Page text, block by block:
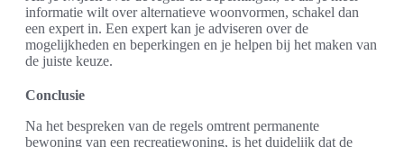
informatie wilt over alternatieve woonvormen, schakel dan
een expert in. Een expert kan je adviseren over de
mogelijkheden en beperkingen en je helpen bij het maken van
de juiste keuze.
Conclusie
Na het bespreken van de regels omtrent permanente
bewoning van een recreatiewoning, is het duidelijk dat de